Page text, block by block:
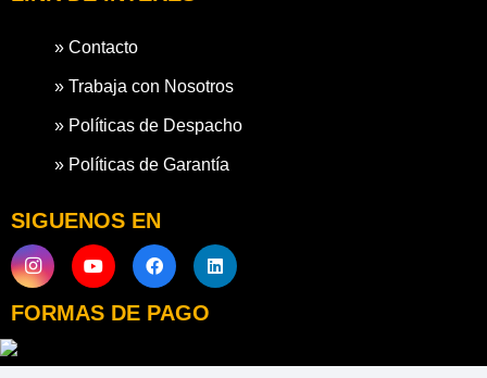
» Contacto
» Trabaja con Nosotros
» Políticas de Despacho
» Políticas de Garantía
SIGUENOS EN
FORMAS DE PAGO